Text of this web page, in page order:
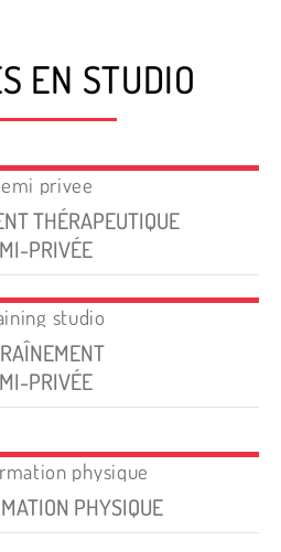
EN STUDIO
THÉRAPEUTIQUE
PRIVÉE
PRIVÉE
PHYSIQUE